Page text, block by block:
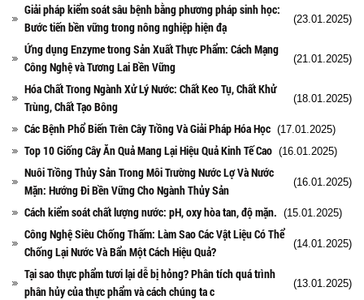
Giải pháp kiểm soát sâu bệnh bằng phương pháp sinh học:
Bước tiến bền vững trong nông nghiệp hiện đạ
(23.01.2025)
Ứng dụng Enzyme trong Sản Xuất Thực Phẩm: Cách Mạng
Công Nghệ và Tương Lai Bền Vững
(21.01.2025)
Hóa Chất Trong Ngành Xử Lý Nước: Chất Keo Tụ, Chất Khử
Trùng, Chất Tạo Bông
(18.01.2025)
Các Bệnh Phổ Biến Trên Cây Trồng Và Giải Pháp Hóa Học (17.01.2025)
Top 10 Giống Cây Ăn Quả Mang Lại Hiệu Quả Kinh Tế Cao (16.01.2025)
Nuôi Trồng Thủy Sản Trong Môi Trường Nước Lợ Và Nước
Mặn: Hướng Đi Bền Vững Cho Ngành Thủy Sản
(16.01.2025)
Cách kiểm soát chất lượng nước: pH, oxy hòa tan, độ mặn. (15.01.2025)
Công Nghệ Siêu Chống Thấm: Làm Sao Các Vật Liệu Có Thể
Chống Lại Nước Và Bẩn Một Cách Hiệu Quả?
(14.01.2025)
Tại sao thực phẩm tươi lại dễ bị hỏng? Phân tích quá trình
phân hủy của thực phẩm và cách chúng ta c
(13.01.2025)